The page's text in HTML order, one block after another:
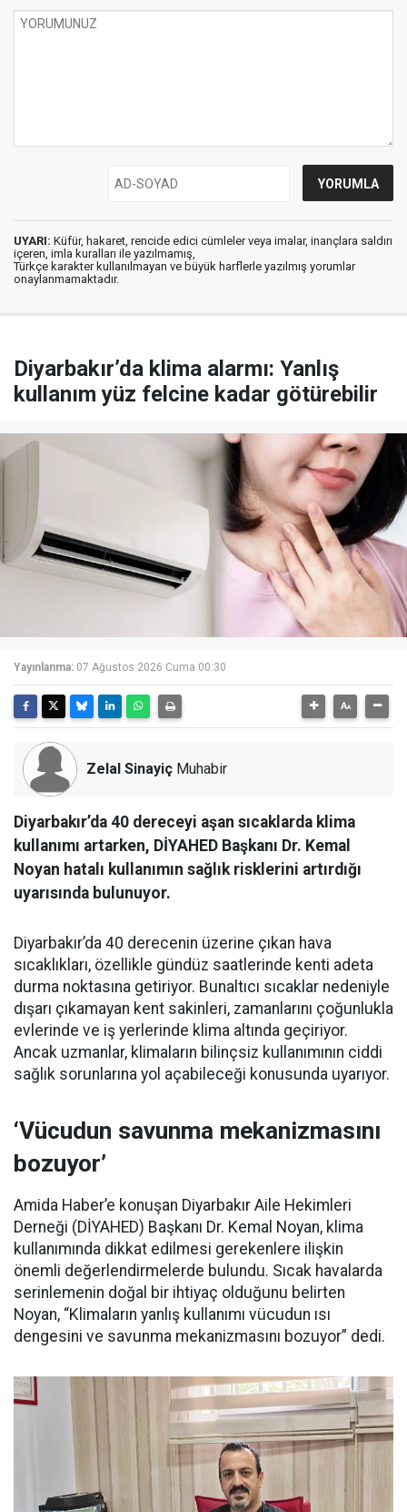
UYARI: Küfür, hakaret, rencide edici cümleler veya imalar, inançlara saldırı
içeren, imla kuralları ile yazılmamış,
Türkçe karakter kullanılmayan ve büyük harflerle yazılmış yorumlar
onaylanmamaktadır.
Diyarbakır’da klima alarmı: Yanlış
kullanım yüz felcine kadar götürebilir
Yayınlanma: 07 Ağustos 2026 Cuma 00:30
Zelal Sinayiç Muhabir
Diyarbakır’da 40 dereceyi aşan sıcaklarda klima
kullanımı artarken, DİYAHED Başkanı Dr. Kemal
Noyan hatalı kullanımın sağlık risklerini artırdığı
uyarısında bulunuyor.
Diyarbakır’da 40 derecenin üzerine çıkan hava
sıcaklıkları, özellikle gündüz saatlerinde kenti adeta
durma noktasına getiriyor. Bunaltıcı sıcaklar nedeniyle
dışarı çıkamayan kent sakinleri, zamanlarını çoğunlukla
evlerinde ve iş yerlerinde klima altında geçiriyor.
Ancak uzmanlar, klimaların bilinçsiz kullanımının ciddi
sağlık sorunlarına yol açabileceği konusunda uyarıyor.
‘Vücudun savunma mekanizmasını
bozuyor’
Amida Haber’e konuşan Diyarbakır Aile Hekimleri
Derneği (DİYAHED) Başkanı Dr. Kemal Noyan, klima
kullanımında dikkat edilmesi gerekenlere ilişkin
önemli değerlendirmelerde bulundu. Sıcak havalarda
serinlemenin doğal bir ihtiyaç olduğunu belirten
Noyan, “Klimaların yanlış kullanımı vücudun ısı
dengesini ve savunma mekanizmasını bozuyor” dedi.